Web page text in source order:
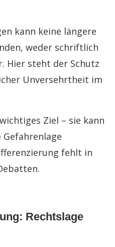
kann keine längere
weder schriftlich
Hier steht der Schutz
Unversehrtheit im
Ziel – sie kann
fehlt in
Rechtslage